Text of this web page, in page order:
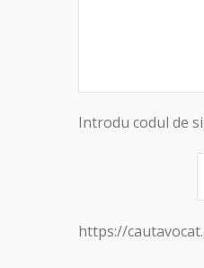
Introdu codul de
https://